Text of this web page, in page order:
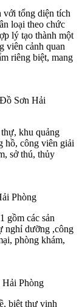
với tổng diện tích
loại theo chức
lý tạo thành một
viên cảnh quan
riêng biệt, mang
Sơn Hải
khu quảng
hồ, công viên giải
sở thú, thủy
Phòng
gồm các sản
nghỉ dưỡng ,công
phòng khám,
Phòng
biệt thự vịnh